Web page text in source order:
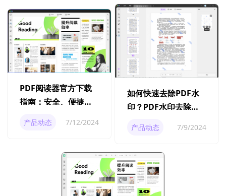
PDF阅读器官方下载
指南：安全、便捷获
读工具
产品动态 7/12/2024
如何快速去除PDF水
印？PDF水印去除方
产品动态 7/9/2024